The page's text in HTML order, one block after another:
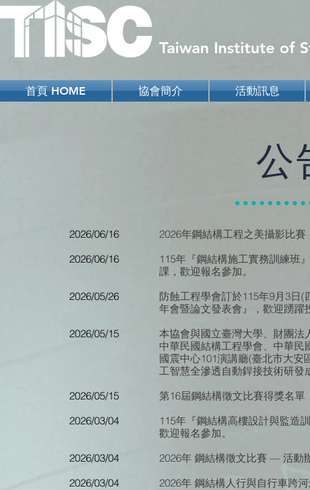
Taiwan Institute of
首頁 HOME 協會簡介 活動訊息
公
2026/06/16
2026/06/16
2026/05/26
2026/05/15
2026/05/15
2026/03/04
2026/03/04
2026/03/04
2026年鋼結構工程之美攝影比賽
115年『鋼結構施工實務訓練班
課，歡迎報名參加。
防蝕工程學會訂於115年9月3日
年會暨論文發表會』，歡迎踴躍
本協會與國立臺灣大學、財團
中華民國結構工程學會、中華民
國震中心101演講廳(臺北市大安
工智慧全滲透自動銲接技術研
第16屆鋼結構徵文比賽得獎名單
115年『鋼結構高樓設計與監造
歡迎報名參加。
2026年 鋼結構徵文比賽 — 活動
2026年 鋼結構人行與自行車跨